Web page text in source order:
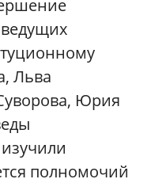
Льва
Юрия
полномочий